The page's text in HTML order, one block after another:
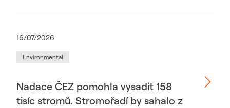
16/07/2026
Environmental
Nadace ČEZ pomohla vysadit 158
tisíc stromů. Stromořadí by sahalo z